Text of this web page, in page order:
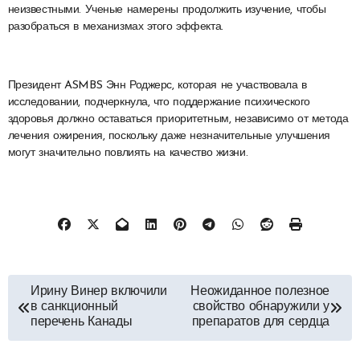
неизвестными. Ученые намерены продолжить изучение, чтобы
разобраться в механизмах этого эффекта.
Президент ASMBS Энн Роджерс, которая не участвовала в
исследовании, подчеркнула, что поддержание психического
здоровья должно оставаться приоритетным, независимо от метода
лечения ожирения, поскольку даже незначительные улучшения
могут значительно повлиять на качество жизни.
Навигация
по
Ирину Винер включили
в санкционный
перечень Канады
Неожиданное полезное
свойство обнаружили у
препаратов для сердца